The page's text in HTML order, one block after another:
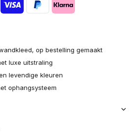
op bestelling gemaakt
luxe uitstraling
levendige kleuren
ophangsysteem